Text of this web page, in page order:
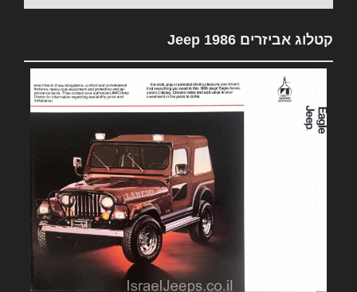
קטלוג אביזרים Jeep 1986